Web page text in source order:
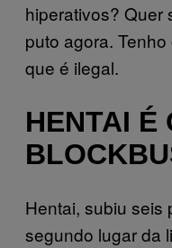
hiperativos? Quer
puto agora.
que é ilegal.
HENTAI É
Hentai, subiu seis
segundo lugar da